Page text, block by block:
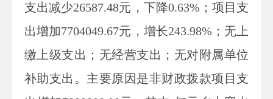
支出减少26587.48元，下降0.63%；项目支
出增加7704049.67元，增长243.98%；无上
缴上级支出；无经营支出；无对附属单位
补助支出。主要原因是非财政拨款项目支